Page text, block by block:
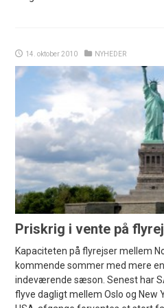
14. oktober 2010 NYHEDER
Priskrig i vente på
Kapaciteten på flyrejser mellem
kommende sommer med mere
indeværende sæson. Senest har
flyve dagligt mellem Oslo og New